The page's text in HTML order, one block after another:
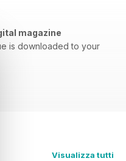
magazine
is downloaded to your
Visualizza tutti